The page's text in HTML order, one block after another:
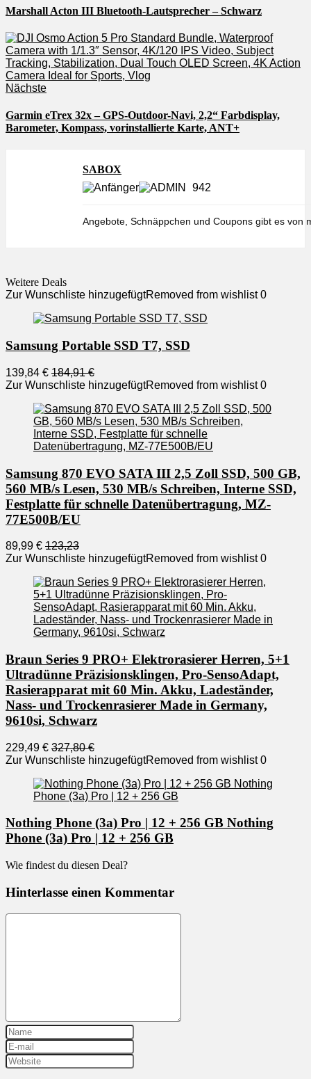
Marshall Acton III Bluetooth-Lautsprecher – Schwarz
Nächste
Garmin eTrex 32x – GPS-Outdoor-Navi, 2,2“ Farbdisplay,
Barometer, Kompass, vorinstallierte Karte, ANT+
SABOX
942
Angebote, Schnäppchen und Coupons gibt es von
Weitere Deals
Zur Wunschliste hinzugefügtRemoved from wishlist 0
Samsung Portable SSD T7, SSD
139,84 € 184,91 €
Zur Wunschliste hinzugefügtRemoved from wishlist 0
Samsung 870 EVO SATA III 2,5 Zoll SSD, 500 GB,
560 MB/s Lesen, 530 MB/s Schreiben, Interne SSD,
Festplatte für schnelle Datenübertragung, MZ-
77E500B/EU
89,99 € 123,23
Zur Wunschliste hinzugefügtRemoved from wishlist 0
Braun Series 9 PRO+ Elektrorasierer Herren, 5+1
Ultradünne Präzisionsklingen, Pro-SensoAdapt,
Rasierapparat mit 60 Min. Akku, Ladeständer,
Nass- und Trockenrasierer Made in Germany,
9610si, Schwarz
229,49 € 327,80 €
Zur Wunschliste hinzugefügtRemoved from wishlist 0
Nothing Phone (3a) Pro | 12 + 256 GB Nothing
Phone (3a) Pro | 12 + 256 GB
Wie findest du diesen Deal?
Hinterlasse einen Kommentar